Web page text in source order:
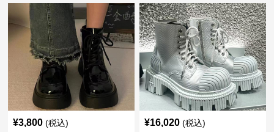
¥3,800 (税込) ¥16,020 (税込)